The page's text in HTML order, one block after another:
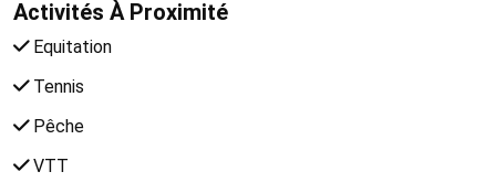
Activités À Proximité
Equitation
Tennis
Pêche
VTT